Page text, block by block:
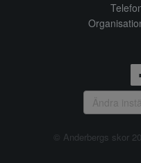
Ändra
© Anderbergs skor